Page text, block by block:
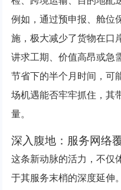
例如，通过预申报、舱位
施，极大减少了货物在口
讲求工期、价值高昂或急
节省下的半个月时间，可
场机遇能否牢牢抓住，其
量。
深入腹地：服务网络
这条新动脉的活力，不仅
于其服务末梢的深度延伸